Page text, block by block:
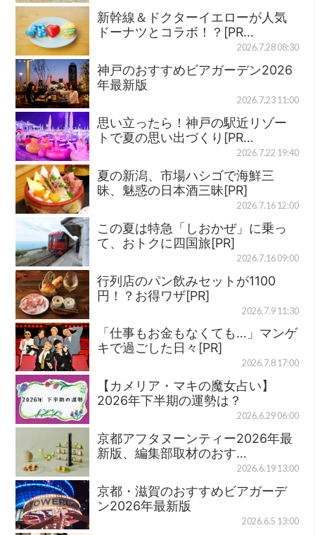
新幹線＆ドクターイエローが人気
ドーナツとコラボ！？[PR…
2026.7.28 08:30
神戸のおすすめビアガーデン2026
年最新版
2026.7.23 11:00
思い立ったら！神戸の駅近リゾー
トで夏の思い出づくり[PR…
2026.7.22 19:40
夏の新潟、市場ハシゴで海鮮三
昧、魅惑の日本酒三昧[PR]
2026.7.16 12:00
この夏は特急「しおかぜ」に乗っ
て、おトクに四国旅[PR]
2026.7.16 09:00
行列店のパン飲みセットが1100
円！？お得ワザ[PR]
2026.7.9 11:30
「仕事もお金もなくても…」マンゲ
キで過ごした日々[PR]
2026.7.8 17:00
【カメリア・マキの魔女占い】
2026年下半期の運勢は？
2026.6.29 06:00
京都アフタヌーンティー2026年最
新版、編集部取材のおす…
2026.6.19 13:00
京都・滋賀のおすすめビアガーデ
ン2026年最新版
2026.6.5 13:00